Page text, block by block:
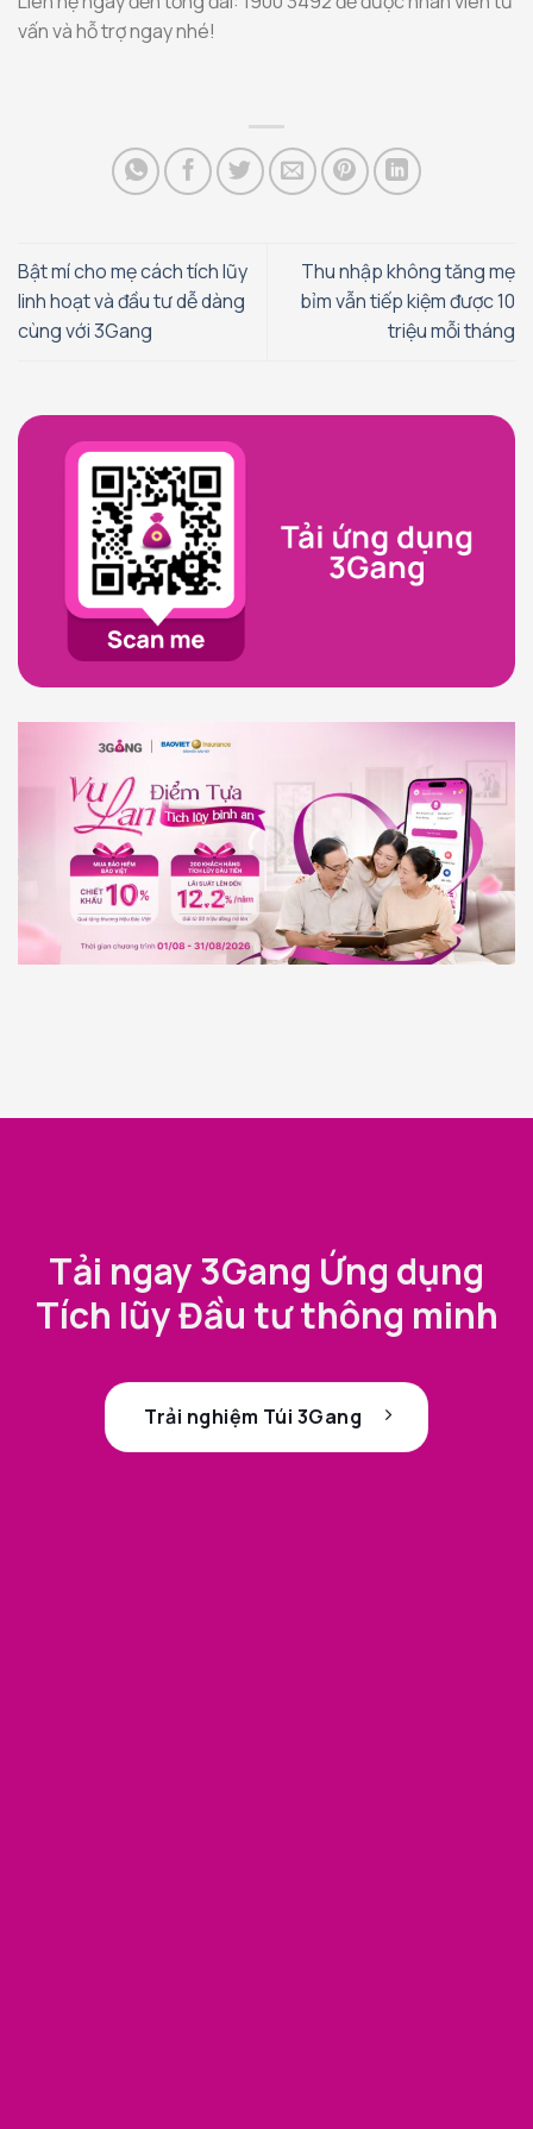
vấn và hỗ trợ ngay nhé!
Bật mí cho mẹ cách tích lũy
linh hoạt và đầu tư dễ dàng
cùng với 3Gang
Thu nhập không tăng mẹ
bỉm vẫn tiếp kiệm được 10
triệu mỗi tháng
Tải ngay 3Gang Ứng dụng
Tích lũy Đầu tư thông minh
Trải nghiệm Túi 3Gang